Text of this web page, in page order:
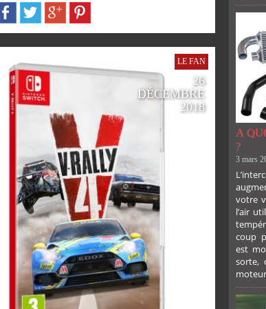
SUR
PARTAGERPARTAGERPARTAGERPARTAGER
LE FAN
26
DÉCEMBRE
2018
A
?
3 mars
votre
l’air
coup
est
sorte,